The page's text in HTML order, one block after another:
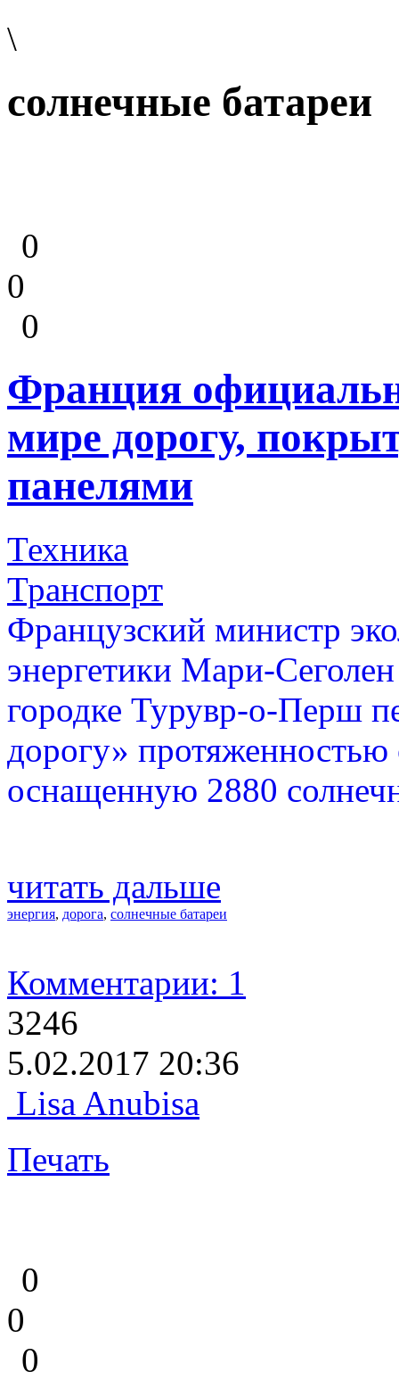
\
солнечные батареи
0
0
0
Франция
мире дорогу,
панелями
Техника
Транспорт
Французский министр
энергетики Мари-
городке Турувр-о-Перш
дорогу» протяженностью
оснащенную 2880
читать дальше
энергия, дорога, солнечные батареи
Комментарии: 1
3246
5.02.2017 20:36
Lisa Anubisa
Печать
0
0
0